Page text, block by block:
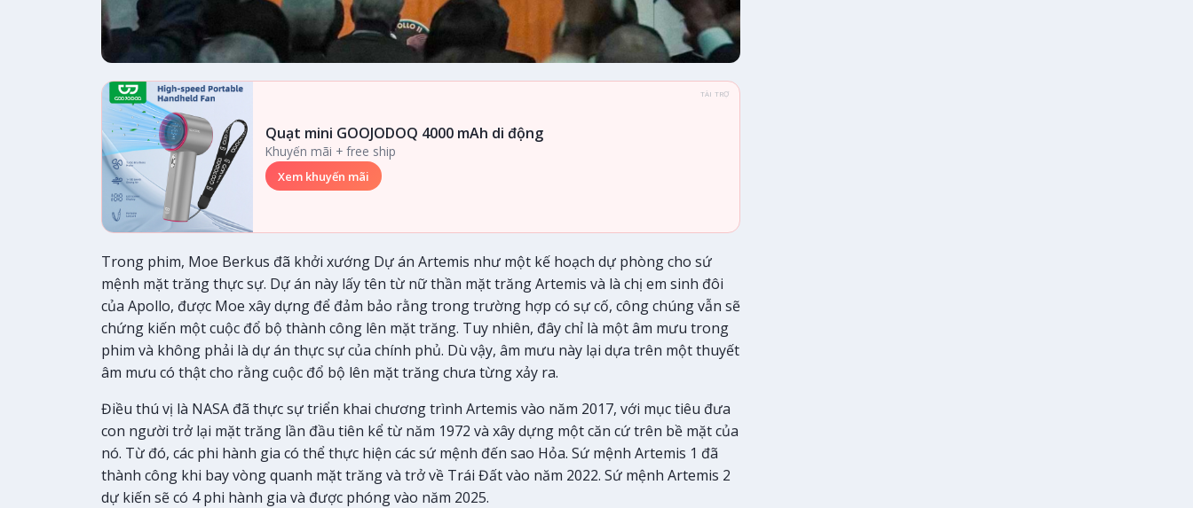
TÀI TRỢ
Quạt mini GOOJODOQ 4000 mAh di động
Khuyến mãi + free ship
Xem khuyến mãi
Trong phim, Moe Berkus đã khởi xướng Dự án Artemis như một kế hoạch dự phòng cho sứ
mệnh mặt trăng thực sự. Dự án này lấy tên từ nữ thần mặt trăng Artemis và là chị em sinh đôi
của Apollo, được Moe xây dựng để đảm bảo rằng trong trường hợp có sự cố, công chúng vẫn sẽ
chứng kiến một cuộc đổ bộ thành công lên mặt trăng. Tuy nhiên, đây chỉ là một âm mưu trong
phim và không phải là dự án thực sự của chính phủ. Dù vậy, âm mưu này lại dựa trên một thuyết
âm mưu có thật cho rằng cuộc đổ bộ lên mặt trăng chưa từng xảy ra.
Điều thú vị là NASA đã thực sự triển khai chương trình Artemis vào năm 2017, với mục tiêu đưa
con người trở lại mặt trăng lần đầu tiên kể từ năm 1972 và xây dựng một căn cứ trên bề mặt của
nó. Từ đó, các phi hành gia có thể thực hiện các sứ mệnh đến sao Hỏa. Sứ mệnh Artemis 1 đã
thành công khi bay vòng quanh mặt trăng và trở về Trái Đất vào năm 2022. Sứ mệnh Artemis 2
dự kiến sẽ có 4 phi hành gia và được phóng vào năm 2025.